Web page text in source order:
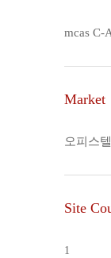
mcas C-
Market
오피스
Site
1